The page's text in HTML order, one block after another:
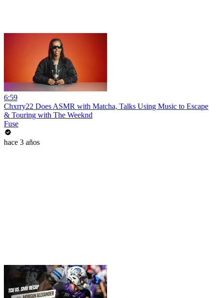
6:59
Chxrry22 Does ASMR with Matcha, Talks Using Music to Escape
& Touring with The Weeknd
Fuse
hace 3 años